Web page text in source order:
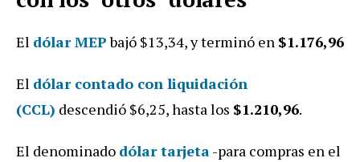
El dólar MEPbajó $13,34, y terminó en $1.176,96
El dólar contado con liquidación
(CCL) descendió $6,25, hasta los $1.210,96.
El denominado dólar tarjeta-para compras en el